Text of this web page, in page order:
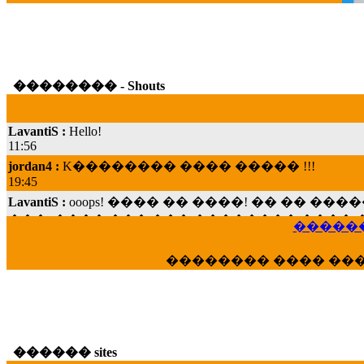
�������� - Shouts
11:56
jordan4 :
19:45
LavantiS :
���; ���� ��� ��� �������� ����
15:07
veronica :E���� 2012 ��� ����� ���
�������� ����
������ sites